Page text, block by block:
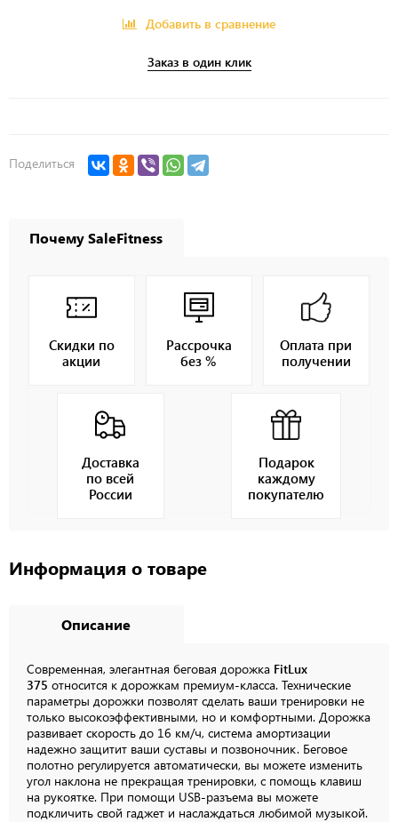
Добавить в сравнение
Заказ в один клик
Поделиться
Почему SaleFitness
Скидки по
акции
Рассрочка
без %
Оплата при
получении
Доставка
по всей
России
Подарок
каждому
покупателю
Информация о товаре
Описание
Современная, элегантная беговая дорожка FitLux
375 относится к дорожкам премиум-класса. Технические
параметры дорожки позволят сделать ваши тренировки не
только высокоэффективными, но и комфортными. Дорожка
развивает скорость до 16 км/ч, система амортизации
надежно защитит ваши суставы и позвоночник. Беговое
полотно регулируется автоматически, вы можете изменить
угол наклона не прекращая тренировки, с помощь клавиш
на рукоятке. При помощи USB-разъема вы можете
подкличить свой гаджет и наслаждаться любимой музыкой.